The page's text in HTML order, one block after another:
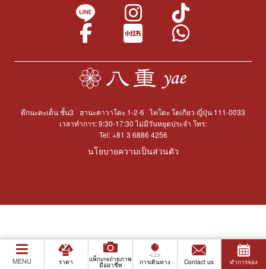
MENU ราคา แพ็กเกจถ่ายภาพ
มืออาชีพ การเดินทาง Contact us ทำการจอง
ตึกนะคะเด็น ชั้น3 ฮานะคาวาโดะ 1-2-6 ไทโตะ โตเกียว ญี่ปุ่น 111-0033
เวลาทำการ: 9:30-17:30 ไม่มีวันหยุดประจำ โทร:
Tel:+81 3 6886 4256
นโยบายความเป็นส่วนตัว